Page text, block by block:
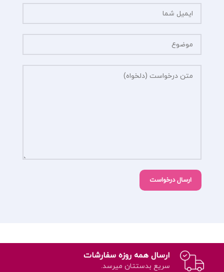
ارسال همه روزه سفارشات
سریع بدستتان میرسد.